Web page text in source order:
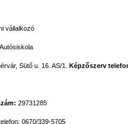
vállalkozó
Autósiskola
Sütő u. 16. AS/1. Képzőszerv
: 29731285
0670/339-5705